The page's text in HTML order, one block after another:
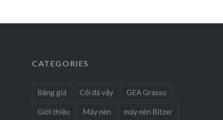
CATEGORIES
Bảng giá Cối đá vảy GEA Grasso
Giới thiệu Máy nén máy nén Bitzer